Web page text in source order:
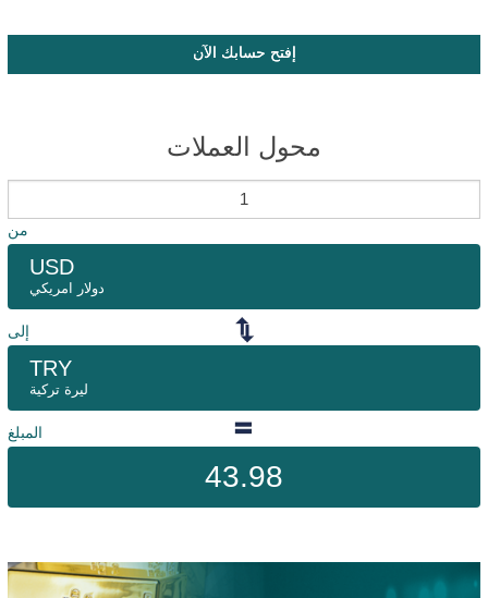
إفتح حسابك الآن
محول العملات
من
USD
دولار امريكي
إلى
TRY
ليرة تركية
المبلغ
43.98